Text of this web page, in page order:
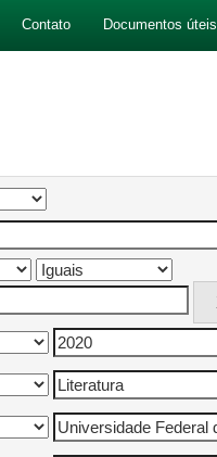
Contato Documentos úteis